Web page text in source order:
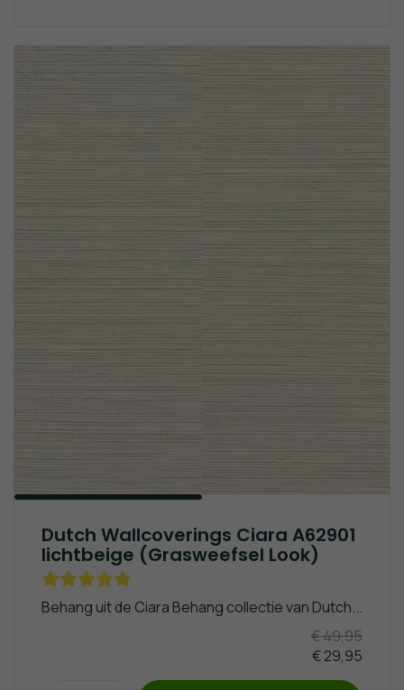
Dutch Wallcoverings Ciara A62901
lichtbeige (Grasweefsel Look)
Behang uit de Ciara Behang collectie van Dutch...
€ 49,95
€ 29,95